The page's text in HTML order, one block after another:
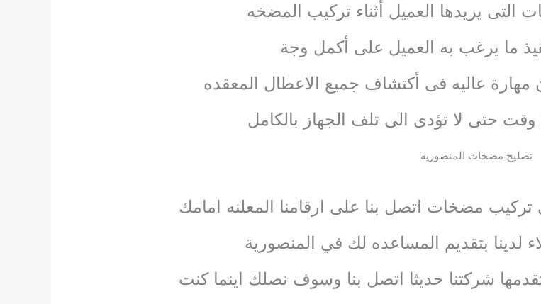
التى يريدها العميل أثناء تركيب المضخه
ما يرغب به العميل على أكمل وجة
مهارة عاليه فى أكتشاف جميع الاعطال المعقده
حتى لا تؤدى الى تلف الجهاز بالكامل
تصليح مضخات المنصورية
مضخات اتصل بنا على ارقامنا المعلنه امامك
لدينا بتقديم المساعده لك في المنصورية
شركتنا حديثا اتصل بنا وسوف نصلك اينما كنت